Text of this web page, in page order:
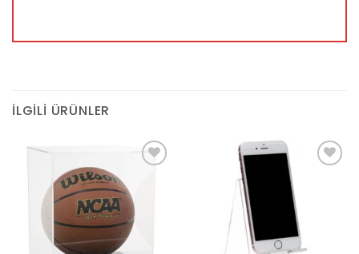
İLGILI ÜRÜNLER
Add to
wishlist